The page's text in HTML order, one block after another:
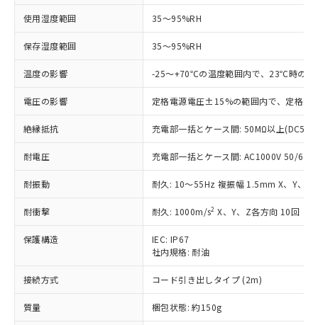
使用湿度範囲 35～95%RH
保存湿度範囲 35～95%RH
温度の影響 -25～+70℃の温度範囲内で、23℃時の
電圧の影響 定格電源電圧±15%の範囲内で、定格電
絶縁抵抗 充電部一括とケース間: 50MΩ以上
耐電圧 充電部一括とケース間: AC1000V 50/
耐振動 耐久: 10～55Hz 複振幅 1.5mm X、Y、Z
耐衝撃 耐久: 1000m/s2 X、Y、Z各方向 10回
保護構造
IEC: IP67
社内規格: 耐油
接続方式 コード引き出しタイプ (2m)
質量 梱包状態: 約150g
本サービスは、当社制御機器事業取扱
商品の当社在庫状況および標準価格
(税抜)を提供させていただくもので
当社制御機器事業取扱商品の中には、
本サービスの対象外となる商品もある
在庫状況および標準価格照会結果は、
記載している更新日時点での社内デー
タに基づき作成されるものであり、閲
覧された時点での実際の在庫および標
準価格とは異なる場合があることをご
了承ください。
正式な納期状況および標準価格はお客
様のお取引先、またはお客様担当のオ
ムロン制御機器販売店・当社販売員に
ご相談ください。
オムロン制御機器販売店や当社販売拠
調査・確認中：EU RoHS指令（10物質）の
非含有の対応状況を調査中または確認中の
商品です。
非該当品：ライセンス料など無形物で、有
害物質有無と関係のない商品です。
仕入先様の事情により、非含有部品として
いたものが、含有品と判明した場合などや
むを得ず変更することがあります。
*EU RoHS指令（10物質）：
鉛(Pb) 1000ppm以下、 水銀(Hg) 1000ppm以下、 カド
ミウム(Cd) 100ppm以下、
六価クロム(Cr(Ⅵ)) 1000ppm以下、ポリ臭化ビフェニル
類(PBB) 1000ppm以下、ポリ臭化ジフェニルエーテル類
(PBDE) 1000ppm以下、フタル酸ビス(2-エチルヘキシ
（DBP） 1000ppm以下、フタル酸ジイソブチル
但し、RoHS指令で産業用監視および制御機器に対する
適用除外項目は除く。
フタル酸エステル類の４物質については閾値を超える意
図的な使用がないことを確認しています。
※1 中国RoHS○×表
「○」：最大均質材料含有率が中国RoHSの
基準値以下であることを示します。
「×」：最大均質材料含有率が中国RoHSの
基準値を超えていることを示します。
「－」：未確認です。当社販売部門へお問
い合わせください。
*中国RoHS10物質の基準値 (GB/T26572)：
Pb(鉛) :1000ppm、 Hg(水銀) : 1000ppm、 Cd(カドミウ
ニル類) : 1000ppm、 PBDEs(ポリ臭化ジフェニルエーテ
DBP(フタル酸ジブチル) : 1000ppm、 DIBP(フタル酸ジ
イソブチル) : 1000ppm、 BBP(フタル酸ブチルベンジ
DEHP(フタル酸ビス(2-エチルヘキシル)) : 1000ppm
※2 環境保護使用期限
当社は、これら貴社製品のうち、外国
為替および外国貿易法に定める商品
（以下｢規制貨物等」という）を輸出
または国外への提供する場合は、日本
可)を取得するなどの必要な手続きを
当社は規制貨物を破棄する場合は、完
全に破砕するなど、違法に輸出されな
いよう必要な手段を講じます。
当社は貴社製品を、核兵器、ミサイ
ル、化学兵器、生物兵器またはその他
武器並びにこれらの製造装置等に一切
使用いたしません。
一定数以上の在庫あり
一定数には満たないが在庫あり
在庫なし(最新の在庫状況につ
いては、お客様のお取引先、ま
たはお客様担当のオムロン制御